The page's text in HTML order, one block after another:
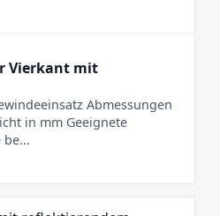
Vierkant mit
Abmessungen
in mm Geeignete
be...